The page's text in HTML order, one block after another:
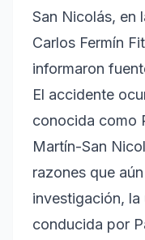
San Nicolás, en
Carlos Fermín
informaron
El accidente
conocida como
Martín-San
razones que
investigación,
conducida por